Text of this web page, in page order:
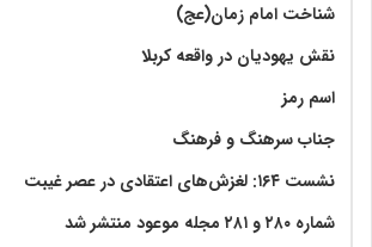
شناخت امام زمان(عج)
نقش یهودیان در واقعه کربلا
اسم رمز
جناب سرهنگ و فرهنگ
نشست ۱۶۴: لغزش‌های اعتقادی در عصر غیبت
شماره ۲۸۰ و ۲۸۱ مجله موعود منتشر شد